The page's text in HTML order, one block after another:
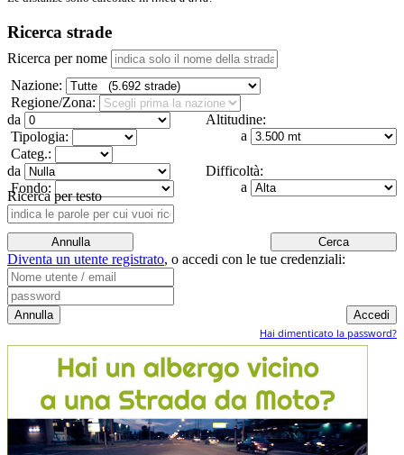
Ricerca strade
Ricerca per nome
Nazione:
Regione/Zona:
Altitudine:
da
a
Tipologia:
Categ.:
Difficoltà:
da
a
Fondo:
Ricerca per testo
Diventa un utente registrato, o accedi con le tue credenziali:
Hai dimenticato la password?